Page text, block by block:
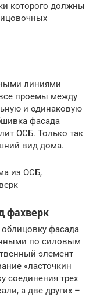
которого должны
линиями
проемы между
и одинаковую
фасада
ОСБ. Только так
вид дома.
из ОСБ,
фахверк
фасада
по силовым
элемент
«ласточкин
соединения трех
а две других –